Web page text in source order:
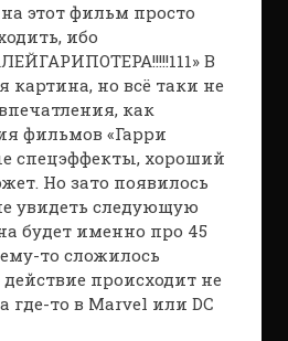
этот фильм просто
ибо
В
картина, но всё таки не
как
фильмов «Гарри
спецэффекты, хороший
Но зато появилось
увидеть следующую
будет именно про 45
то сложилось
происходит не
где-то в Marvel или DC